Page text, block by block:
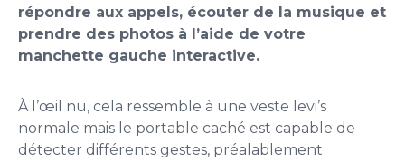
répondre aux appels, écouter de la musique et
prendre des photos à l’aide de votre
manchette gauche interactive.
À l’œil nu, cela ressemble à une veste levi’s
normale mais le portable caché est capable de
détecter différents gestes, préalablement